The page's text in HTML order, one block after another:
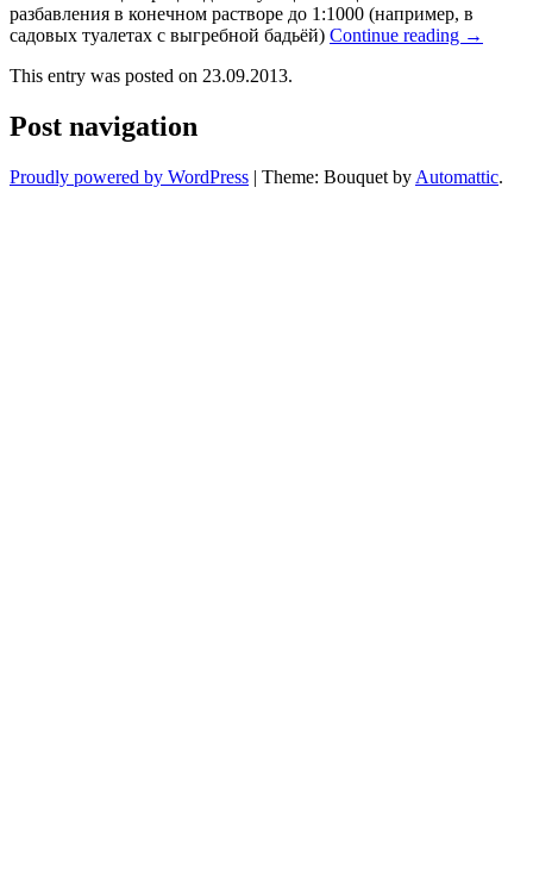
разбавления в конечном растворе до 1:1000 (например, в
садовых туалетах с выгребной бадьёй) Continue reading →
This entry was posted on 23.09.2013.
Post navigation
Proudly powered by WordPress | Theme: Bouquet by Automattic.